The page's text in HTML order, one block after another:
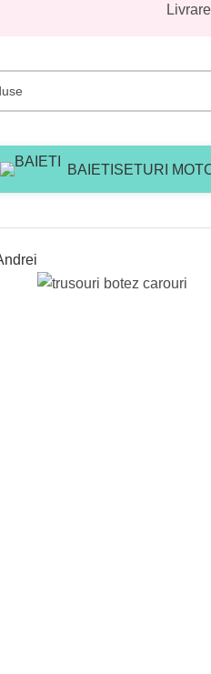
BAIETI SETURI MOT